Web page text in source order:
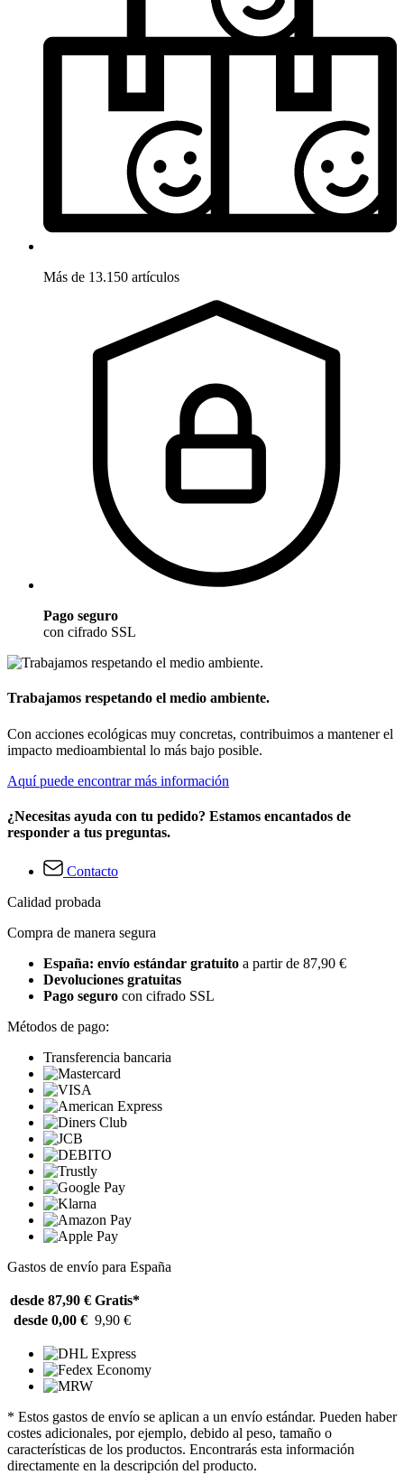
Más de 13.150 artículos
Pago seguro
con cifrado SSL
Trabajamos respetando el medio ambiente.
Con acciones ecológicas muy concretas, contribuimos a mantener el
impacto medioambiental lo más bajo posible.
Aquí puede encontrar más información
¿Necesitas ayuda con tu pedido? Estamos encantados de
responder a tus preguntas.
Contacto
Calidad probada
Compra de manera segura
España: envío estándar gratuito a partir de 87,90 €
Devoluciones gratuitas
Pago seguro con cifrado SSL
Métodos de pago:
Transferencia bancaria
Gastos de envío para España
desde 87,90 € Gratis*
desde 0,00 € 9,90 €
* Estos gastos de envío se aplican a un envío estándar. Pueden haber
costes adicionales, por ejemplo, debido al peso, tamaño o
características de los productos. Encontrarás esta información
directamente en la descripción del producto.